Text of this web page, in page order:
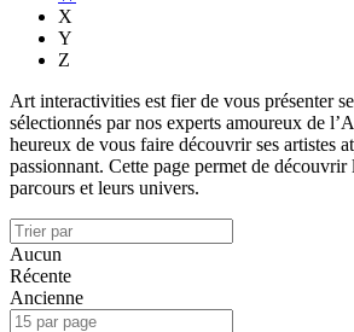
X
Y
Z
Art interactivities est fier de vous présenter
sélectionnés par nos experts amoureux de
heureux de vous faire découvrir ses artistes
passionnant. Cette page permet de découvrir
parcours et leurs univers.
Aucun
Récente
Ancienne